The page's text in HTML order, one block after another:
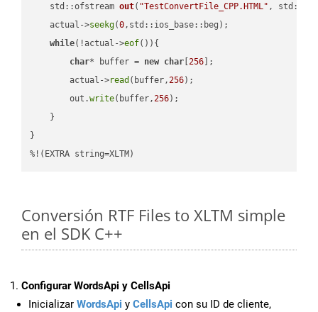
std::ofstream out( "TestConvertFile_CPP.HTML" ,
    actual->
seekg(0,std::ios_base::beg);
while(!actual->eof()){
char* buffer = new char [256 ];
        actual->
read (buffer,256);
        out.
write(buffer,256);
    }
}
%!(EXTRA string=XLTM)
Conversión RTF Files to XLTM simple
en el SDK C++
Configurar WordsApi y CellsApi
Inicializar WordsApi y CellsApi con su ID de cliente,